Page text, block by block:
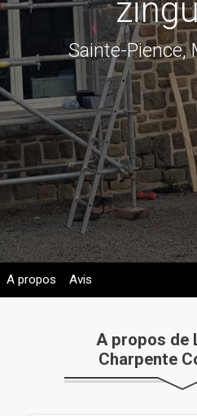
Sainte-Pience,
A propos Avis
A propos de
Charpente